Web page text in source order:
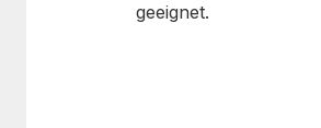
geeignet.